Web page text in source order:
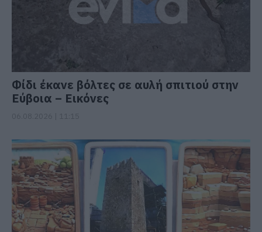
Φίδι έκανε βόλτες σε αυλή σπιτιού στην
Εύβοια – Εικόνες